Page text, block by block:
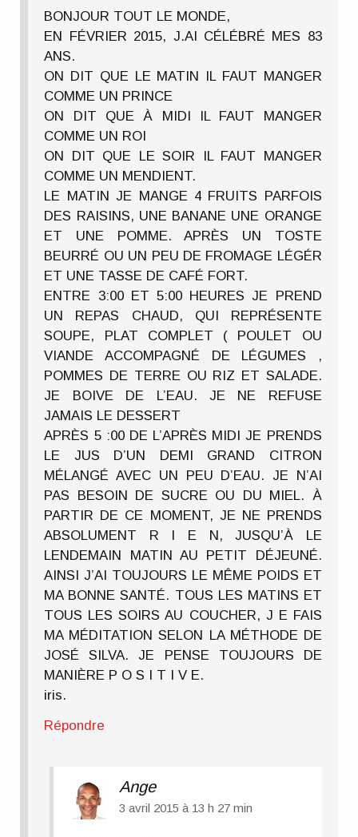
BONJOUR TOUT LE MONDE,
EN FÉVRIER 2015, J.AI CÉLÉBRÉ MES 83
ANS.
ON DIT QUE LE MATIN IL FAUT MANGER
COMME UN PRINCE
ON DIT QUE À MIDI IL FAUT MANGER
COMME UN ROI
ON DIT QUE LE SOIR IL FAUT MANGER
COMME UN MENDIENT.
LE MATIN JE MANGE 4 FRUITS PARFOIS
DES RAISINS, UNE BANANE UNE ORANGE
ET UNE POMME. APRÈS UN TOSTE
BEURRÉ OU UN PEU DE FROMAGE LÉGÉR
ET UNE TASSE DE CAFÉ FORT.
ENTRE 3:00 ET 5:00 HEURES JE PREND
UN REPAS CHAUD, QUI REPRÉSENTE
SOUPE, PLAT COMPLET ( POULET OU
VIANDE ACCOMPAGNÉ DE LÉGUMES ,
POMMES DE TERRE OU RIZ ET SALADE.
JE BOIVE DE L’EAU. JE NE REFUSE
JAMAIS LE DESSERT
APRÈS 5 :00 DE L’APRÈS MIDI JE PRENDS
LE JUS D’UN DEMI GRAND CITRON
MÉLANGÉ AVEC UN PEU D’EAU. JE N’AI
PAS BESOIN DE SUCRE OU DU MIEL. À
PARTIR DE CE MOMENT, JE NE PRENDS
ABSOLUMENT R I E N, JUSQU’À LE
LENDEMAIN MATIN AU PETIT DÉJEUNÉ.
AINSI J’AI TOUJOURS LE MÊME POIDS ET
MA BONNE SANTÉ. TOUS LES MATINS ET
TOUS LES SOIRS AU COUCHER, J E FAIS
MA MÉDITATION SELON LA MÉTHODE DE
JOSÉ SILVA. JE PENSE TOUJOURS DE
MANIÈRE P O S I T I V E.
iris.
Répondre
Ange
3 avril 2015 à 13 h 27 min